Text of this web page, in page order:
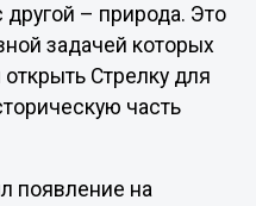
– природа. Это
задачей которых
Стрелку для
часть
появление на